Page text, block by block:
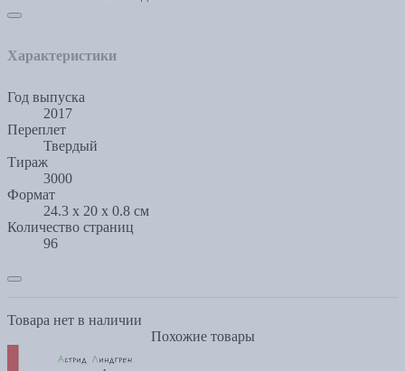
Характеристики
Год выпуска
2017
Переплет
Твердый
Тираж
3000
Формат
24.3 x 20 x 0.8 см
Количество страниц
96
Товара нет в наличии
Похожие товары